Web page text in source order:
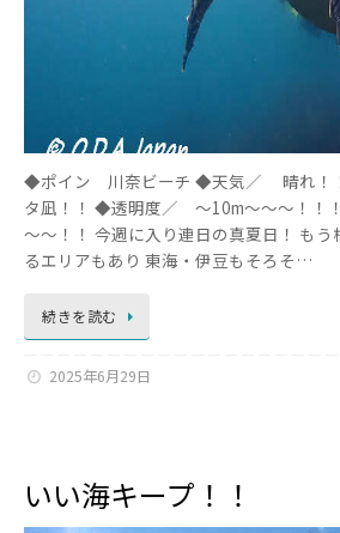
◆ポイン 川奈ビーチ ◆天気／ 晴れ
タ凪！！ ◆透明度／ ～10m～～～
～～！！ 今週に入り連日の真夏日！ もう
るエリアもあり 東海・伊豆もそろそ…
続きを読む
2025年6月29日
いい海キープ！！